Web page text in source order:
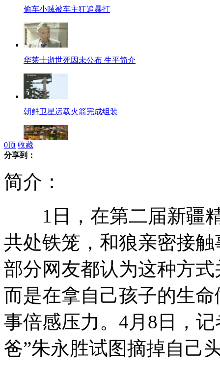
偷车小贼被车主狂追暴打
华莱士逝世死因未公布 生平简介
朝鲜卫星运载火箭完成组装
4岁女童23楼坠亡 砸伤一男一女
前羽球冠军失踪后代表外国参赛
实拍商贩用工业松香给鸭拔毛
0顶 收藏
分享到：
简介：
1日，在第二届新疆精
共处铁笼，和狼亲密接
部分网友都认为这种方
而是在拿自己孩子的生
事倍感压力。4月8日，
爸”朱永胜试图摘掉自己